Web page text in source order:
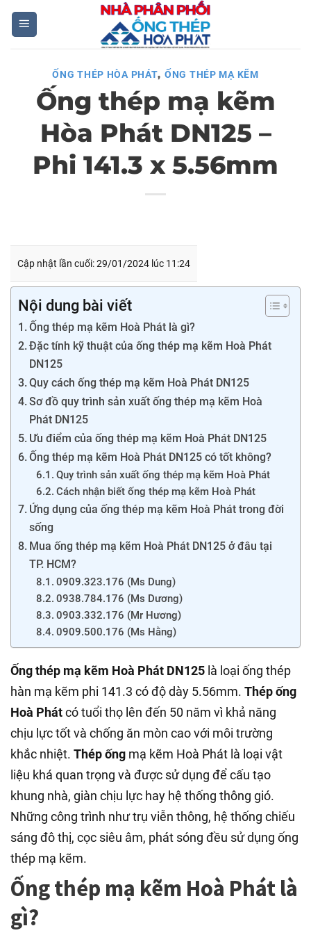
Skip
content
ỐNG THÉP HÒA PHÁT, ỐNG THÉP MẠ KẼM
Ống thép mạ kẽm
Hòa Phát DN125 –
Phi 141.3 x 5.56mm
Cập nhật lần cuối: 29/01/2024 lúc 11:24
Nội dung bài viết
Ống thép mạ kẽm Hoà Phát là gì?
Đặc tính kỹ thuật của ống thép mạ kẽm Hoà Phát
DN125
Quy cách ống thép mạ kẽm Hoà Phát DN125
Sơ đồ quy trình sản xuất ống thép mạ kẽm Hoà
Phát DN125
Ưu điểm của ống thép mạ kẽm Hoà Phát DN125
Ống thép mạ kẽm Hoà Phát DN125 có tốt không?
Quy trình sản xuất ống thép mạ kẽm Hoà Phát
Cách nhận biết ống thép mạ kẽm Hoà Phát
Ứng dụng của ống thép mạ kẽm Hoà Phát trong đời
sống
Mua ống thép mạ kẽm Hoà Phát DN125 ở đâu tại
TP. HCM?
0909.323.176 (Ms Dung)
0938.784.176 (Ms Dương)
0903.332.176 (Mr Hương)
0909.500.176 (Ms Hằng)
Ống thép mạ kẽm Hoà Phát DN125 là loại ống thép
hàn mạ kẽm phi 141.3 có độ dày 5.56mm. Thép ống
Hoà Phátcó tuổi thọ lên đến 50 năm vì khả năng
chịu lực tốt và chống ăn mòn cao với môi trường
khắc nhiệt. Thép ống mạ kẽm Hoà Phát là loại vật
liệu khá quan trọng và được sử dụng để cấu tạo
khung nhà, giàn chịu lực hay hệ thống thông gió.
Những công trình như trụ viễn thông, hệ thống chiếu
sáng đô thị, cọc siêu âm, phát sóng đều sử dụng ống
thép mạ kẽm.
Ống thép mạ kẽm Hoà Phát là
gì?